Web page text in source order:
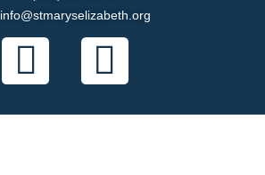
info@stmaryselizabeth.org